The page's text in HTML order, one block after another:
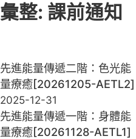
彙整: 課前通知
先進能量傳遞二階：色光能
量療癒[20261205-AETL2]
2025-12-31
先進能量傳遞一階：身體能
量療癒[20261128-AETL1]